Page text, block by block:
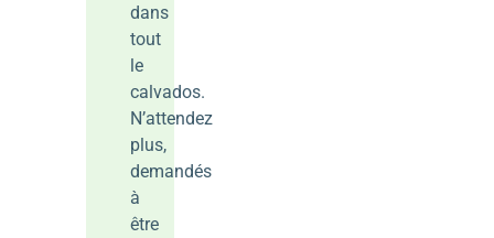
dans
tout
le
calvados.
N’attendez
plus,
demandés
à
être